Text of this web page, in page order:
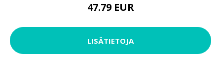
47.79 EUR
LISÄTIETOJA